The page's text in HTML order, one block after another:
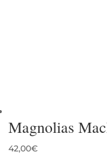
Magnolias
42,00€